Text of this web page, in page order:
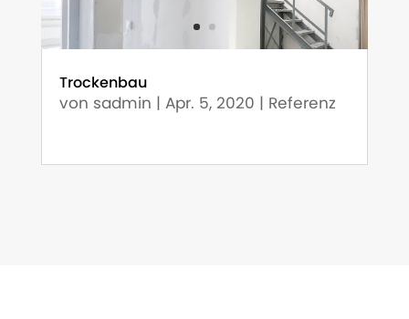
Trockenbau
von sadmin | Apr. 5, 2020 | Referenz